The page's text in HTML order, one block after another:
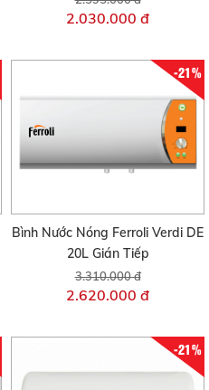
2.030.000 đ
-21%
Bình Nước Nóng Ferroli Verdi DE
20L Gián Tiếp
3.310.000 đ
2.620.000 đ
-21%